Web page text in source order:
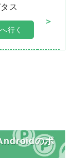
ス
＞
行く
のポ